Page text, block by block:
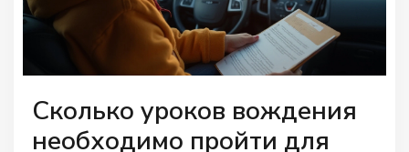
Сколько уроков вождения
необходимо пройти для